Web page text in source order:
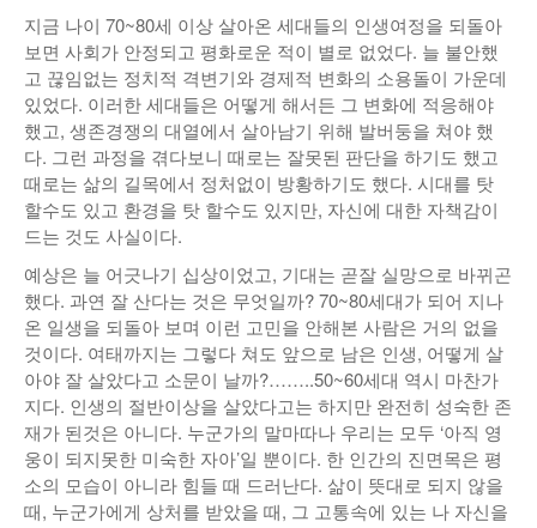
지금 나이 70~80세 이상 살아온 세대들의 인생여정을 되돌아
보면 사회가 안정되고 평화로운 적이 별로 없었다. 늘 불안했
고 끊임없는 정치적 격변기와 경제적 변화의 소용돌이 가운데
있었다. 이러한 세대들은 어떻게 해서든 그 변화에 적응해야
했고, 생존경쟁의 대열에서 살아남기 위해 발버둥을 쳐야 했
다. 그런 과정을 겪다보니 때로는 잘못된 판단을 하기도 했고
때로는 삶의 길목에서 정처없이 방황하기도 했다. 시대를 탓
할수도 있고 환경을 탓 할수도 있지만, 자신에 대한 자책감이
드는 것도 사실이다.
예상은 늘 어긋나기 십상이었고, 기대는 곧잘 실망으로 바뀌곤
했다. 과연 잘 산다는 것은 무엇일까? 70~80세대가 되어 지나
온 일생을 되돌아 보며 이런 고민을 안해본 사람은 거의 없을
것이다. 여태까지는 그렇다 쳐도 앞으로 남은 인생, 어떻게 살
아야 잘 살았다고 소문이 날까?……..50~60세대 역시 마찬가
지다. 인생의 절반이상을 살았다고는 하지만 완전히 성숙한 존
재가 된것은 아니다. 누군가의 말마따나 우리는 모두 ‘아직 영
웅이 되지못한 미숙한 자아’일 뿐이다. 한 인간의 진면목은 평
소의 모습이 아니라 힘들 때 드러난다. 삶이 뜻대로 되지 않을
때, 누군가에게 상처를 받았을 때, 그 고통속에 있는 나 자신을